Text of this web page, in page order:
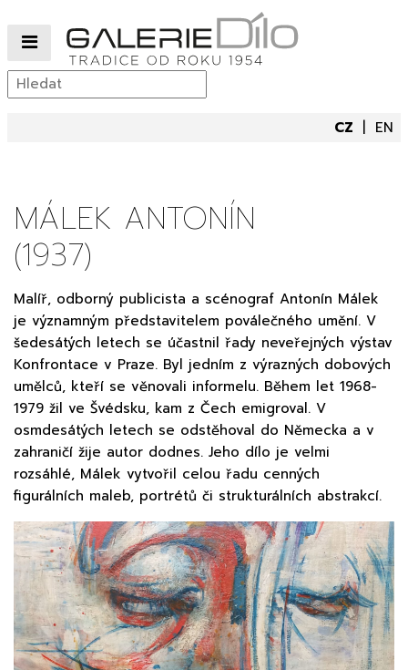
CZ EN
MÁLEK ANTONÍN
(1937)
Malíř, odborný publicista a scénograf Antonín Málek
je významným představitelem poválečného umění. V
šedesátých letech se účastnil řady neveřejných výstav
Konfrontace v Praze. Byl jedním z výrazných dobových
umělců, kteří se věnovali informelu. Během let 1968-
1979 žil ve Švédsku, kam z Čech emigroval. V
osmdesátých letech se odstěhoval do Německa a v
zahraničí žije autor dodnes. Jeho dílo je velmi
rozsáhlé, Málek vytvořil celou řadu cenných
figurálních maleb, portrétů či strukturálních abstrakcí.